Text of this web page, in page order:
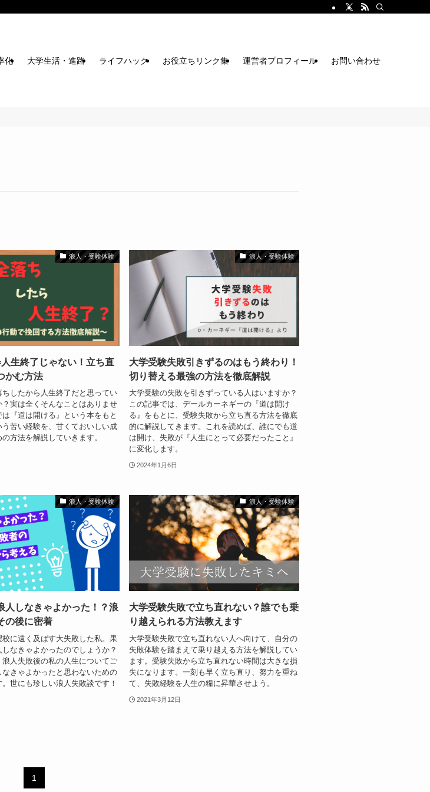
化 大学生活・進路 ライフハック お役立ちリンク集 運営者プロフィール お問い合わせ
浪人・受験体験
生終了じゃない！立ち直
かむ方法
ちしたから人生終了だと思ってい
？実は全くそんなことはありませ
『道は開ける』という本をもと
う苦い経験を、甘くておいしい成
方法を解説していきます。
浪人・受験体験
大学受験失敗引きずるのはもう終わり！
切り替える最強の方法を徹底解説
大学受験の失敗を引きずっている人はいますか？
この記事では、デールカーネギーの『道は開け
る』をもとに、受験失敗から立ち直る方法を徹底
的に解説してきます。これを読めば、誰にでも道
は開け、失敗が『人生にとって必要だったこと』
に変化します。
2024年1月6日
浪人・受験体験
人しなきゃよかった！？浪
の後に密着
に遠く及ばす大失敗した私。果
なきゃよかったのでしょうか？
浪人失敗後の私の人生についてご
きゃよかったと思わないための
世にも珍しい浪人失敗談です！
浪人・受験体験
大学受験失敗で立ち直れない？誰でも乗
り越えられる方法教えます
大学受験失敗で立ち直れない人へ向けて、自分の
失敗体験を踏まえて乗り越える方法を解説してい
ます。受験失敗から立ち直れない時間は大きな損
失になります。一刻も早く立ち直り、努力を重ね
て、失敗経験を人生の糧に昇華させよう。
2021年3月12日
1